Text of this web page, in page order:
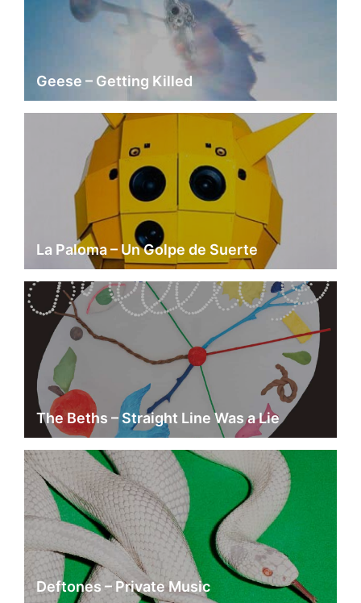
Geese – Getting Killed
La Paloma – Un Golpe de Suerte
The Beths – Straight Line Was a Lie
Deftones – Private Music